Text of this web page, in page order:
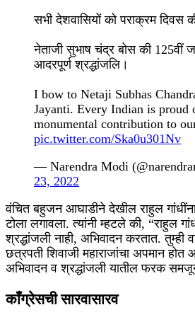
सभी देशवासियों को पराक्रम दिवस
नेताजी सुभाष चंद्र बोस की 125वीं
आदरपूर्ण श्रद्धांजलि।
I bow to Netaji Subhas
Jayanti. Every Indian is proud
monumental contribution to
pic.twitter.com/Ska0u301Nv
— Narendra Modi
23, 2022
वंचित बहुजन आघाडीने देखील राहुल
टोला लगावला. त्यांनी म्हटले की, “राहुल
श्रद्धांजली नाही, अभिवादन करतात. तुम्ही
छत्रपती शिवाजी महाराजांचा अपमान
अभिवादन व श्रद्धांजली यातील फरक
काँग्रेसची सारवासारव